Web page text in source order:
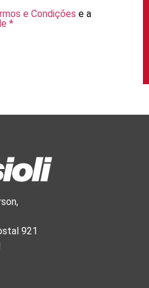
e Condições e a
*
921